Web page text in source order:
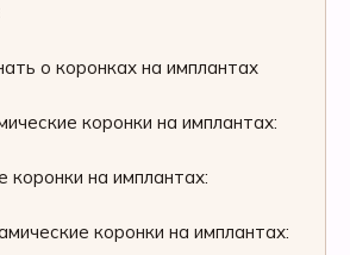
о коронках на имплантах
коронки на имплантах:
коронки на имплантах:
коронки на имплантах: